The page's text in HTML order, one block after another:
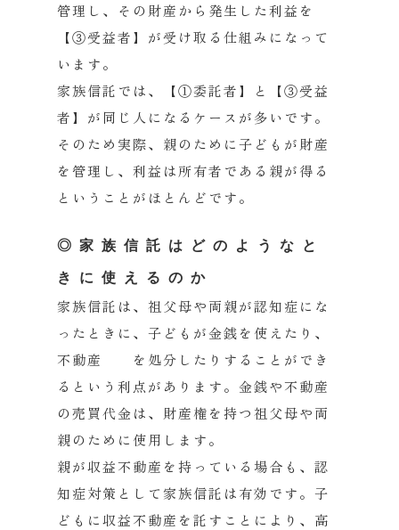
管理し、その財産から発生した利益を
【③受益者】が受け取る仕組みになって
います。
家族信託では、【①委託者】と【③受益
者】が同じ人になるケースが多いです。
そのため実際、親のために子どもが財産
を管理し、利益は所有者である親が得る
ということがほとんどです。
◎家族信託はどのようなと
きに使えるのか
家族信託は、祖父母や両親が認知症にな
ったときに、子どもが金銭を使えたり、
不動産 を処分したりすることができ
るという利点があります。金銭や不動産
の売買代金は、財産権を持つ祖父母や両
親のために使用します。
親が収益不動産を持っている場合も、認
知症対策として家族信託は有効です。子
どもに収益不動産を託すことにより、高